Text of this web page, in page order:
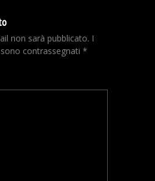
non sarà pubblicato. I
contrassegnati *